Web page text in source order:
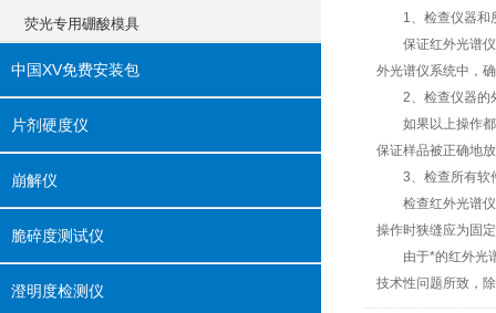
荧光专用硼酸模具
中国XV免费安装包
片剂硬度仪
崩解仪
脆碎度测试仪
澄明度检测仪
1、检查仪器和
保证红外光谱仪电
外光谱仪系统中，
2、检查仪器的
如果以上操作都已经
保证样品被正确地放
3、检查所有
检查红外光谱仪成
操作时狭缝应为固定
由于*的红外光谱
技术性问题所致，